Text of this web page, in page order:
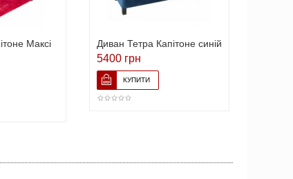
Максі
Диван Тетра Капітоне синій
5400 грн